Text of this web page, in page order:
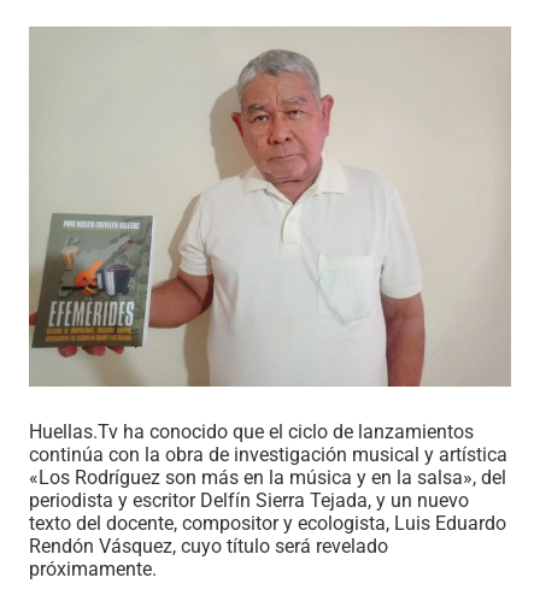
Huellas.Tv ha conocido que el ciclo de lanzamientos
continúa con la obra de investigación musical y artística
«Los Rodríguez son más en la música y en la salsa», del
periodista y escritor Delfín Sierra Tejada, y un nuevo
texto del docente, compositor y ecologista, Luis Eduardo
Rendón Vásquez, cuyo título será revelado
próximamente.